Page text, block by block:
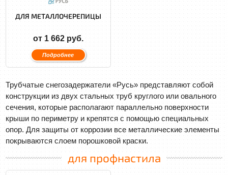
ДЛЯ МЕТАЛЛОЧЕРЕПИЦЫ
от 1 662 руб.
Подробнее
Трубчатые снегозадержатели «Русь» представляют собой
конструкции из двух стальных труб круглого или овального
сечения, которые располагают параллельно поверхности
крыши по периметру и крепятся с помощью специальных
опор. Для защиты от коррозии все металлические элементы
покрываются слоем порошковой краски.
для профнастила